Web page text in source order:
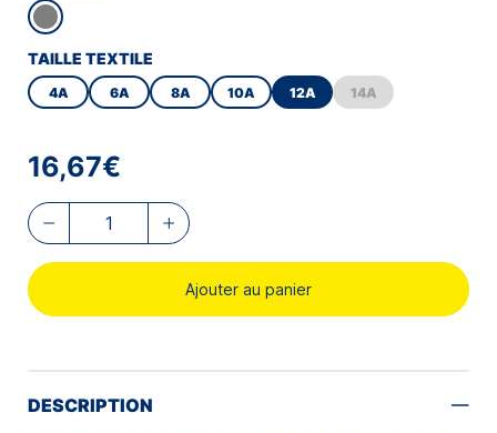
TAILLE TEXTILE
4A 6A 8A 10A 12A 14A
16,67€
Ajouter au panier
DESCRIPTION